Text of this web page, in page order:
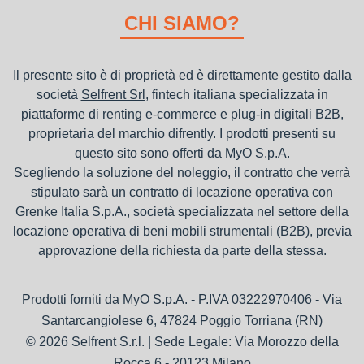
nel bilancio, poiché i canoni vengono considerati un servizio. I
canoni di noleggio sono deducibili ai fini IRES e IRAP
CHI SIAMO?
Il presente sito è di proprietà ed è direttamente gestito dalla
società Selfrent Srl , fintech italiana specializzata in
piattaforme di renting e-commerce e plug-in digitali B2B,
proprietaria del marchio difrently. I prodotti presenti su
questo sito sono offerti da MyO S.p.A.
Scegliendo la soluzione del noleggio, il contratto che verrà
stipulato sarà un contratto di locazione operativa con
Grenke Italia S.p.A., società specializzata nel settore della
locazione operativa di beni mobili strumentali (B2B), previa
approvazione della richiesta da parte della stessa.
Prodotti forniti da MyO S.p.A. - P.IVA 03222970406 - Via
Santarcangiolese 6, 47824 Poggio Torriana (RN)
© 2026 Selfrent S.r.l. | Sede Legale: Via Morozzo della